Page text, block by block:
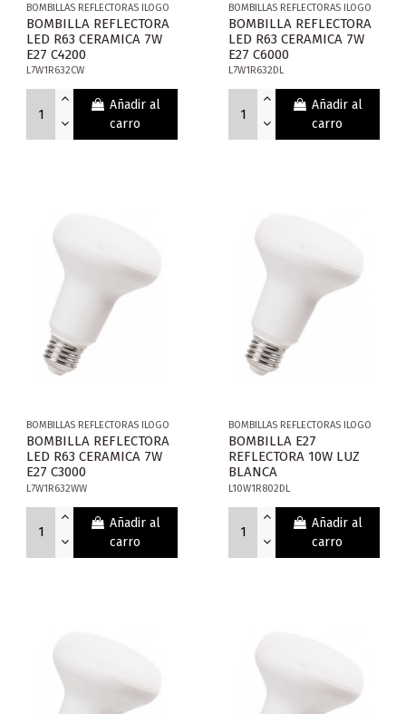
BOMBILLAS REFLECTORAS ILOGO
BOMBILLA REFLECTORA
LED R63 CERAMICA 7W
E27 C4200
L7W1R632CW
Añadir al
carro
BOMBILLAS REFLECTORAS ILOGO
BOMBILLA REFLECTORA
LED R63 CERAMICA 7W
E27 C6000
L7W1R632DL
Añadir al
carro
BOMBILLAS REFLECTORAS ILOGO
BOMBILLA REFLECTORA
LED R63 CERAMICA 7W
E27 C3000
L7W1R632WW
Añadir al
carro
BOMBILLAS REFLECTORAS ILOGO
BOMBILLA E27
REFLECTORA 10W LUZ
BLANCA
L10W1R802DL
Añadir al
carro